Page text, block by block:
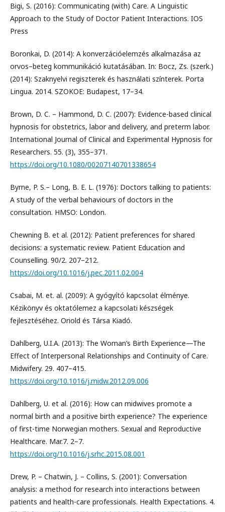
Bigi, S. (2016): Communicating (with) Care. A Linguistic
Approach to the Study of Doctor Patient Interactions. IOS
Press
Boronkai, D. (2014): A konverzációelemzés alkalmazása az
orvos–beteg kommunikáció kutatásában. In: Bocz, Zs. (szerk.)
(2014): Szaknyelvi regiszterek és használati színterek. Porta
Lingua. 2014. SZOKOE: Budapest, 17–34.
Brown, D. C. – Hammond, D. C. (2007): Evidence-based clinical
hypnosis for obstetrics, labor and delivery, and preterm labor.
International Journal of Clinical and Experimental Hypnosis for
Researchers. 55. (3), 355–371.
https://doi.org/10.1080/00207140701338654
Byrne, P. S.– Long, B. E. L. (1976): Doctors talking to patients:
A study of the verbal behaviours of doctors in the
consultation. HMSO: London.
Chewning B. et al. (2012): Patient preferences for shared
decisions: a systematic review. Patient Education and
Counselling. 90/2. 207–212.
https://doi.org/10.1016/j.pec.2011.02.004
Csabai, M. et. al. (2009): A gyógyító kapcsolat élménye.
Kézikönyv és oktatólemez a kapcsolati készségek
fejlesztéséhez. Oriold és Társa Kiadó.
Dahlberg, U.I.A. (2013): The Woman’s Birth Experience—The
Effect of Interpersonal Relationships and Continuity of Care.
Midwifery. 29. 407–415.
https://doi.org/10.1016/j.midw.2012.09.006
Dahlberg, U. et al. (2016): How can midwives promote a
normal birth and a positive birth experience? The experience
of first-time Norwegian mothers. Sexual and Reproductive
Healthcare. Mar.7. 2–7.
https://doi.org/10.1016/j.srhc.2015.08.001
Drew, P. – Chatwin, J. – Collins, S. (2001): Conversation
analysis: a method for research into interactions between
patients and health-care professionals. Health Expectations. 4.